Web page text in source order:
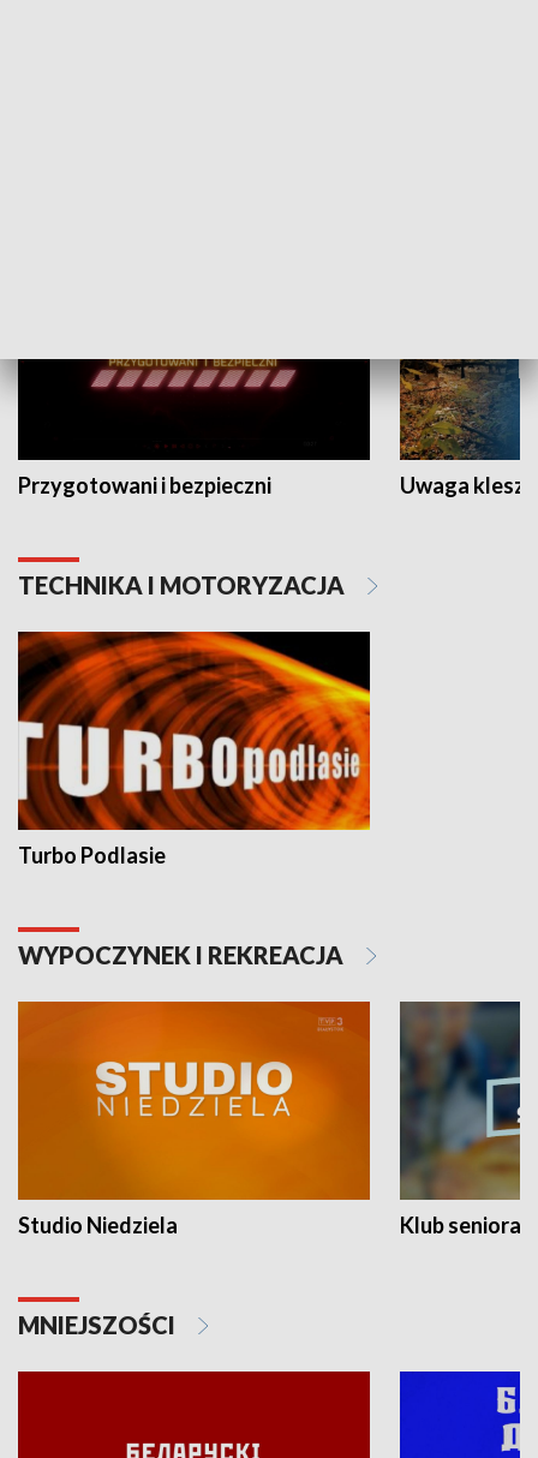
Przygotowani i bezpieczni Uwaga
TECHNIKA I MOTORYZACJA
Turbo Podlasie
WYPOCZYNEK I REKREACJA
Studio Niedziela Klub seniora
MNIEJSZOŚCI